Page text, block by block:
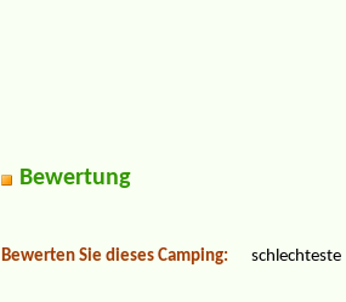
Bewertung
Bewerten Sie dieses Camping: schlechteste